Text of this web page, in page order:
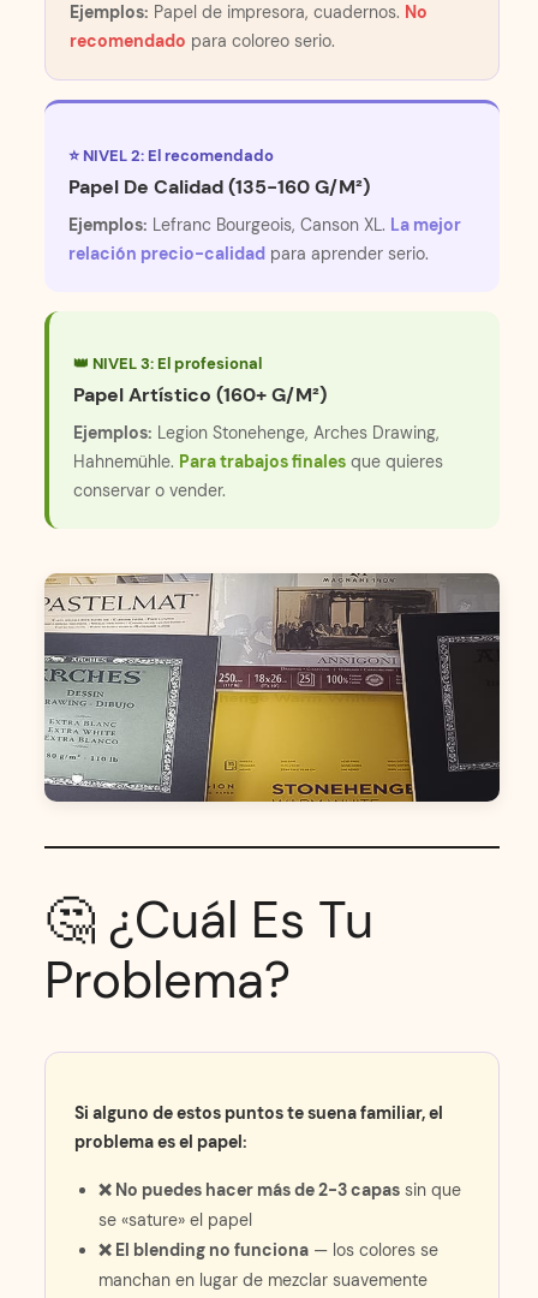
Ejemplos: Papel de impresora, cuadernos. No
recomendado para coloreo serio.
⭐ NIVEL 2: El recomendado
Papel De Calidad (135-160 G/m²)
Ejemplos: Lefranc Bourgeois, Canson XL. La mejor
relación precio-calidadpara aprender serio.
👑 NIVEL 3: El profesional
Papel Artístico (160+ G/m²)
Ejemplos: Legion Stonehenge, Arches Drawing,
Hahnemühle. Para trabajos finalesque quieres
conservar o vender.
🤔 ¿Cuál Es Tu
Problema?
Si alguno de estos puntos te suena familiar, el
problema es el papel:
❌ No puedes hacer más de 2-3 capassin que
se «sature» el papel
❌ El blending no funciona— los colores se
manchan en lugar de mezclar suavemente